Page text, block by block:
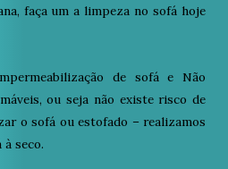
faça um a limpeza no sofá hoje
de sofá e Não
ou seja não existe risco de
o sofá ou estofado – realizamos
seco.